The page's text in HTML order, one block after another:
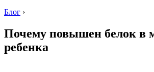
Блог ›
Почему повышен белок в
ребенка